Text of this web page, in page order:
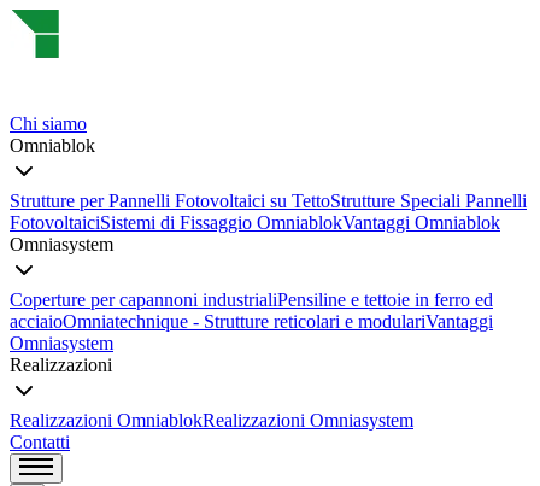
Chi siamo
Omniablok
Strutture per Pannelli Fotovoltaici su TettoStrutture Speciali Pannelli
FotovoltaiciSistemi di Fissaggio OmniablokVantaggi Omniablok
Omniasystem
Coperture per capannoni industrialiPensiline e tettoie in ferro ed
acciaioOmniatechnique - Strutture reticolari e modulariVantaggi
Omniasystem
Realizzazioni
Realizzazioni OmniablokRealizzazioni Omniasystem
Contatti